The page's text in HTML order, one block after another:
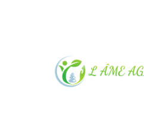
NOTRE MAGASIN À
ALBUSSAC